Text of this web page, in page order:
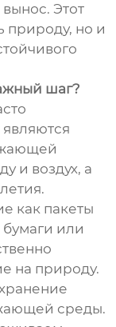
Этот
природу, но и
шаг?
и воздух, а
как пакеты
или
на природу.
среды.